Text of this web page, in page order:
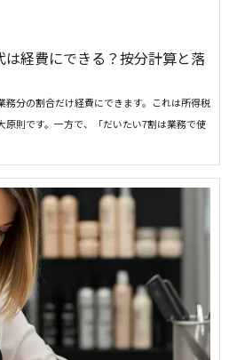
経費にできる？按分計算と落
務分の割合だけ経費にできます。これは所得税
則です。一方で、「だいたい7割は業務で使